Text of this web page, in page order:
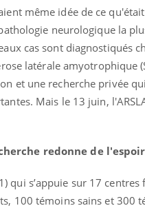
même idée de ce
neurologique la
cas sont diagnostiqués
latérale amyotrophique
et une recherche privée
Mais le 13 juin,
redonne de l'espoir
qui s’appuie sur 17
100 témoins sains et 300